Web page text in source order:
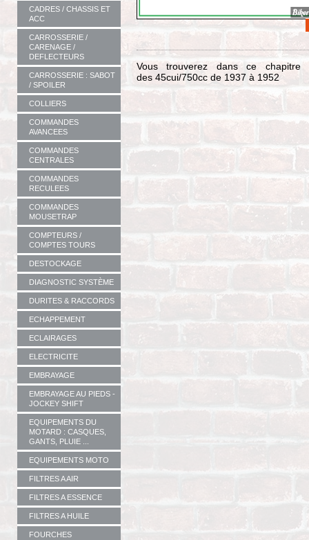
CADRES / CHASSIS ET
ACC
CARROSSERIE /
CARENAGE /
DEFLECTEURS
CARROSSERIE : SABOT
/ SPOILER
COLLIERS
COMMANDES
AVANCEES
COMMANDES
CENTRALES
COMMANDES
RECULEES
COMMANDES
MOUSETRAP
COMPTEURS /
COMPTES TOURS
DESTOCKAGE
DIAGNOSTIC SYSTÈME
DURITES & RACCORDS
ECHAPPEMENT
ECLAIRAGES
ELECTRICITE
EMBRAYAGE
EMBRAYAGE AU PIEDS -
JOCKEY SHIFT
EQUIPEMENTS DU
MOTARD : CASQUES,
GANTS, PLUIE ...
EQUIPEMENTS MOTO
FILTRES A AIR
FILTRES A ESSENCE
FILTRES A HUILE
FOURCHES
Vous trouverez dans ce chapitre
des 45cui/750cc de 1937 à 1952